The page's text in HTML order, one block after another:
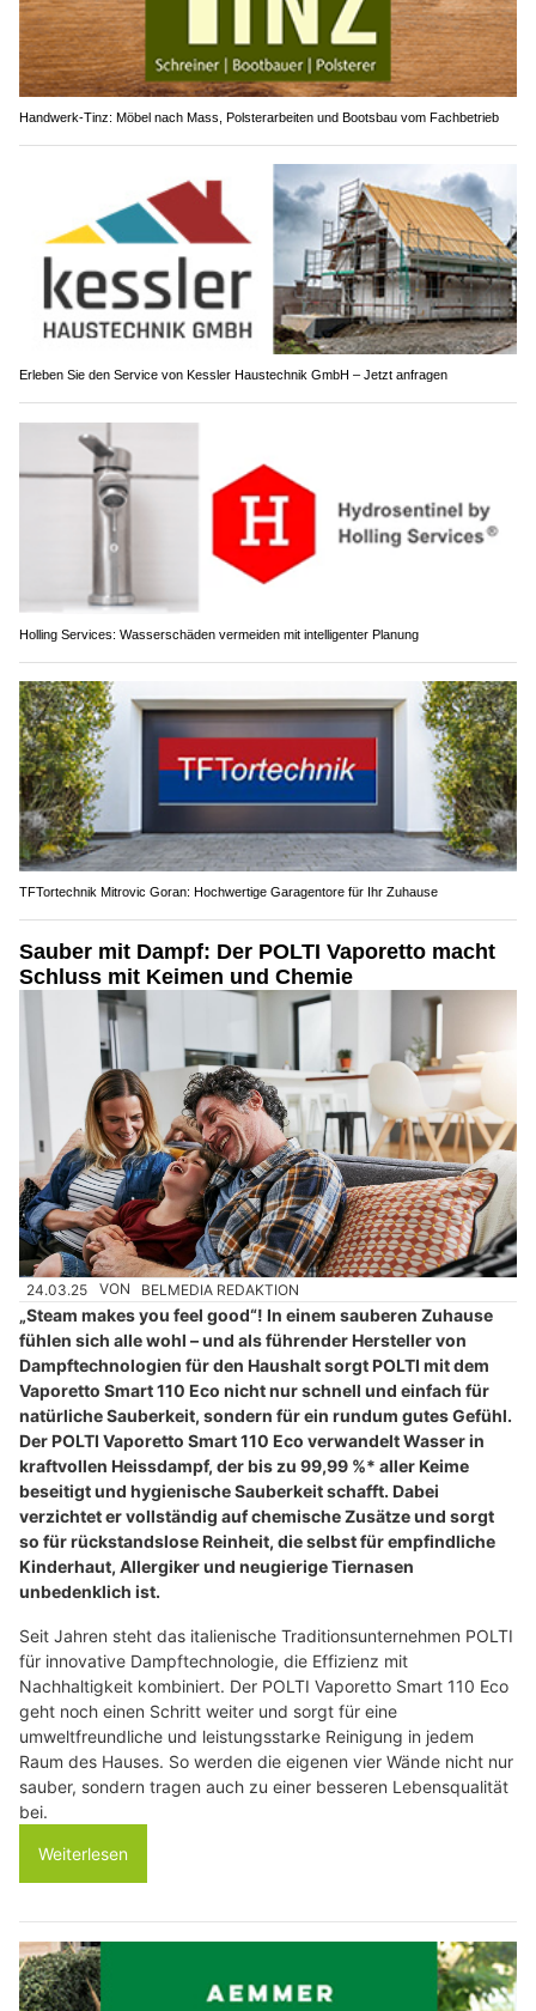
Handwerk-Tinz: Möbel nach Mass, Polsterarbeiten und Bootsbau vom Fachbetrieb
Erleben Sie den Service von Kessler Haustechnik GmbH – Jetzt anfragen
Holling Services: Wasserschäden vermeiden mit intelligenter Planung
TFTortechnik Mitrovic Goran: Hochwertige Garagentore für Ihr Zuhause
Sauber mit Dampf: Der POLTI Vaporetto macht
Schluss mit Keimen und Chemie
24.03.25 VON BELMEDIA REDAKTION
„Steam makes you feel good“! In einem sauberen Zuhause
fühlen sich alle wohl – und als führender Hersteller von
Dampftechnologien für den Haushalt sorgt POLTI mit dem
Vaporetto Smart 110 Eco nicht nur schnell und einfach für
natürliche Sauberkeit, sondern für ein rundum gutes Gefühl.
Der POLTI Vaporetto Smart 110 Eco verwandelt Wasser in
kraftvollen Heissdampf, der bis zu 99,99 %* aller Keime
beseitigt und hygienische Sauberkeit schafft. Dabei
verzichtet er vollständig auf chemische Zusätze und sorgt
so für rückstandslose Reinheit, die selbst für empfindliche
Kinderhaut, Allergiker und neugierige Tiernasen
unbedenklich ist.
Seit Jahren steht das italienische Traditionsunternehmen POLTI
für innovative Dampftechnologie, die Effizienz mit
Nachhaltigkeit kombiniert. Der POLTI Vaporetto Smart 110 Eco
geht noch einen Schritt weiter und sorgt für eine
umweltfreundliche und leistungsstarke Reinigung in jedem
Raum des Hauses. So werden die eigenen vier Wände nicht nur
sauber, sondern tragen auch zu einer besseren Lebensqualität
bei.
Weiterlesen